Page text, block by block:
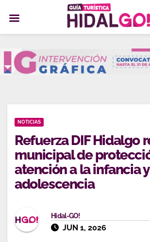
contenido
NOTICIAS
Refuerza DIF Hidalgo
municipal de
atención a la infancia y
adolescencia
Hidal-GO!
JUN 1, 2026